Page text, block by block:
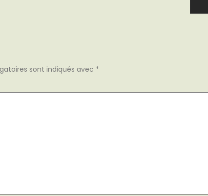
sont indiqués avec *